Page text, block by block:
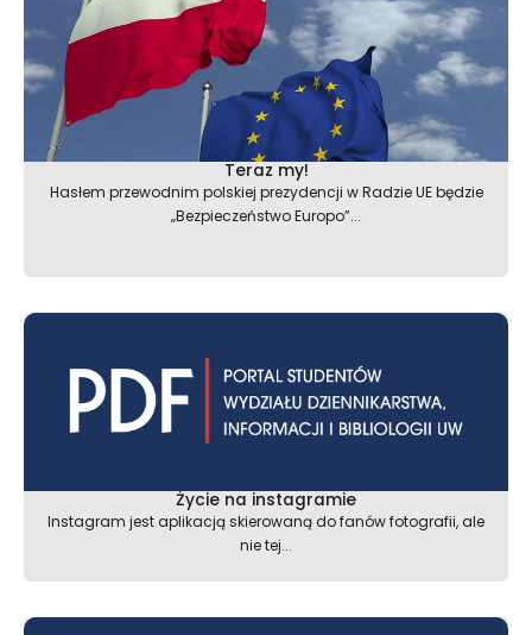
Teraz my!
Hasłem przewodnim polskiej prezydencji w Radzie UE będzie
„Bezpieczeństwo Europo”...
Życie na instagramie
Instagram jest aplikacją skierowaną do fanów fotografii, ale
nie tej...